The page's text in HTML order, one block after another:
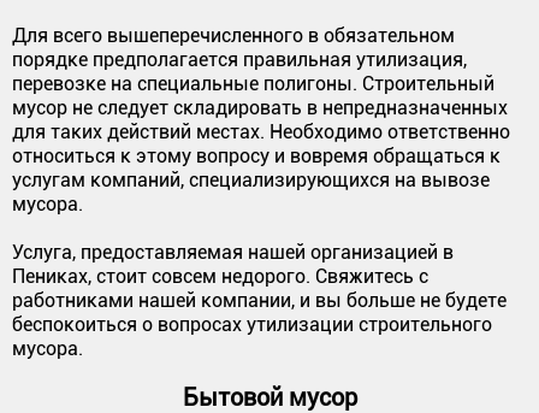
Для всего вышеперечисленного в обязательном
порядке предполагается правильная утилизация,
перевозке на специальные полигоны. Строительный
мусор не следует складировать в непредназначенных
для таких действий местах. Необходимо ответственно
относиться к этому вопросу и вовремя обращаться к
услугам компаний, специализирующихся на вывозе
мусора.
Услуга, предоставляемая нашей организацией в
Пениках, стоит совсем недорого. Свяжитесь с
работниками нашей компании, и вы больше не будете
беспокоиться о вопросах утилизации строительного
мусора.
Бытовой мусор